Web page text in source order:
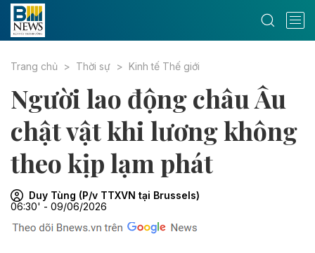
Trang chủ Thời sự Kinh tế Thế giới
Người lao động châu Âu
chật vật khi lương không
theo kịp lạm phát
Duy Tùng (P/v TTXVN tại Brussels)
06:30' - 09/06/2026